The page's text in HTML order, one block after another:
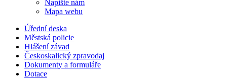
Napište nám
Mapa webu
Úřední deska
Městská policie
Hlášení závad
Českoskalický zpravodaj
Dokumenty a formuláře
Dotace